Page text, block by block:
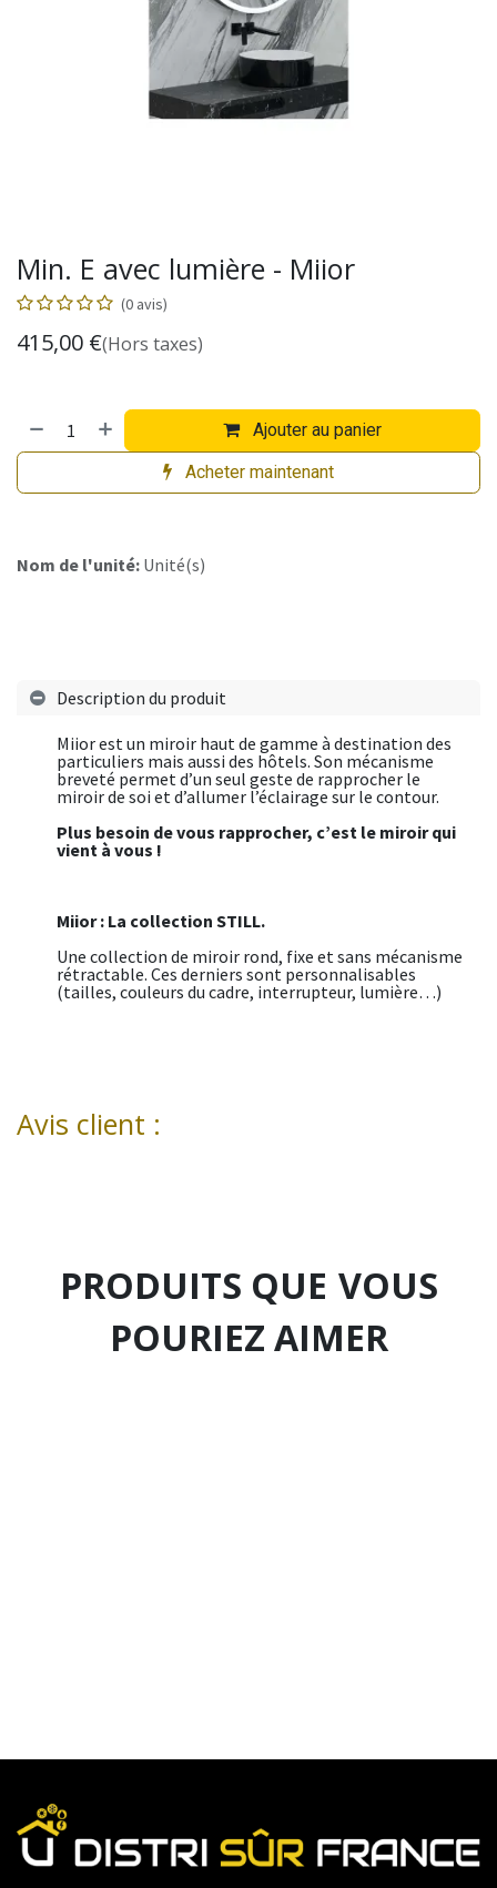
Min. E avec lumière - Miior
(0 avis)
415,00 €(Hors taxes)
Ajouter au panier
Acheter maintenant
Nom de l'unité: Unité(s)
Description du produit
Miior est un miroir haut de gamme à destination des
particuliers mais aussi des hôtels. Son mécanisme
breveté permet d’un seul geste de rapprocher le
miroir de soi et d’allumer l’éclairage sur le contour.
Plus besoin de vous rapprocher, c’est le miroir qui
vient à vous !
Miior : La collection STILL.
Une collection de miroir rond, fixe et sans mécanisme
rétractable. Ces derniers sont personnalisables
(tailles, couleurs du cadre, interrupteur, lumière…)
Avis client :
PRODUITS QUE VOUS
POURIEZ AIMER